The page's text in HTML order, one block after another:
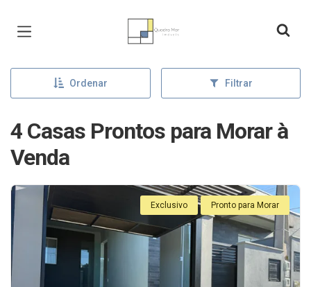
Página inicial
Ordenar Filtrar
4 Casas Prontos para Morar à
Venda
Exclusivo Pronto para Morar